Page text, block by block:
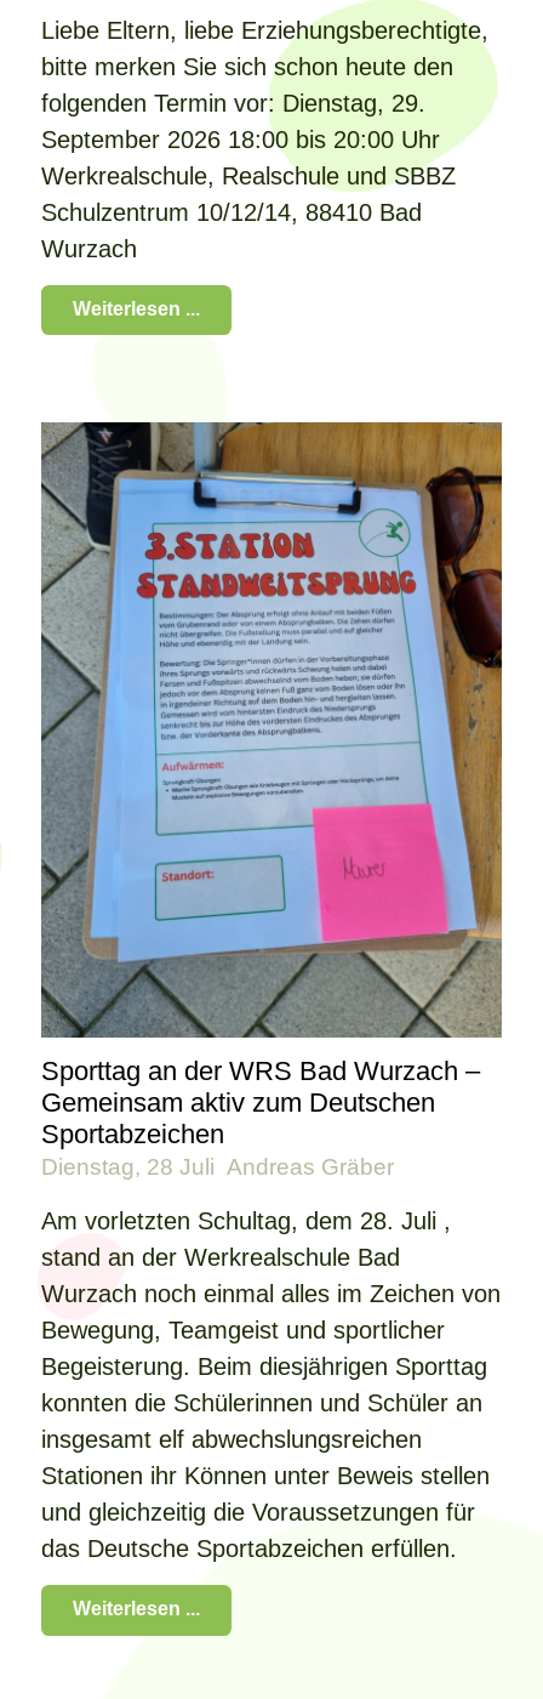
Liebe Eltern, liebe Erziehungsberechtigte,
bitte merken Sie sich schon heute den
folgenden Termin vor: Dienstag, 29.
September 2026 18:00 bis 20:00 Uhr
Werkrealschule, Realschule und SBBZ
Schulzentrum 10/12/14, 88410 Bad
Wurzach
Weiterlesen ...
Sporttag an der WRS Bad Wurzach –
Gemeinsam aktiv zum Deutschen
Sportabzeichen
Dienstag, 28 Juli Andreas Gräber
Am vorletzten Schultag, dem 28. Juli ,
stand an der Werkrealschule Bad
Wurzach noch einmal alles im Zeichen von
Bewegung, Teamgeist und sportlicher
Begeisterung. Beim diesjährigen Sporttag
konnten die Schülerinnen und Schüler an
insgesamt elf abwechslungsreichen
Stationen ihr Können unter Beweis stellen
und gleichzeitig die Voraussetzungen für
das Deutsche Sportabzeichen erfüllen.
Weiterlesen ...